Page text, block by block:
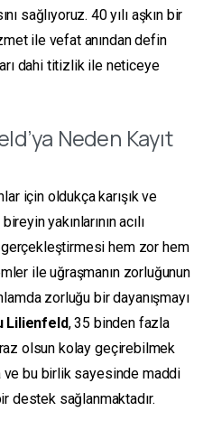
sağlıyoruz. 40 yılı aşkın bir
ile vefat anından defin
dahi titizlik ile neticeye
Neden Kayıt
için oldukça karışık ve
yakınlarının acılı
hem zor hem
ile uğraşmanın zorluğunun
zorluğu bir dayanışmayı
Lilienfeld, 35 binden fazla
olsun kolay geçirebilmek
ve bu birlik sayesinde maddi
destek sağlanmaktadır.